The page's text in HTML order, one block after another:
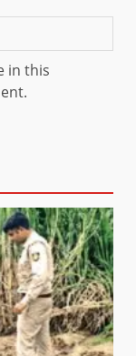
in this